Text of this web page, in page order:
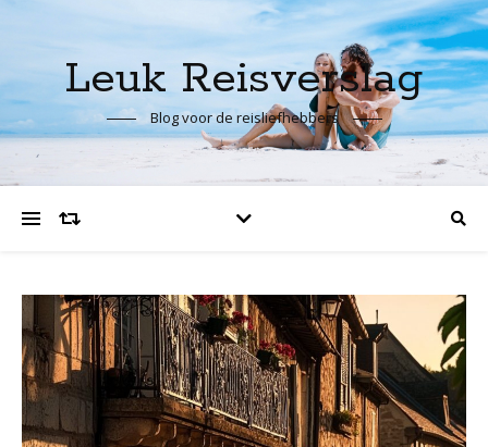
Leuk Reisverslag
Blog voor de reisliefhebbers